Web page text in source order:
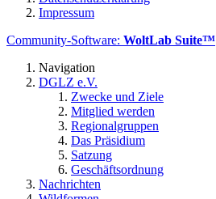
Impressum
Community-Software: WoltLab Suite™
Navigation
DGLZ e.V.
Zwecke und Ziele
Mitglied werden
Regionalgruppen
Das Präsidium
Satzung
Geschäftsordnung
Nachrichten